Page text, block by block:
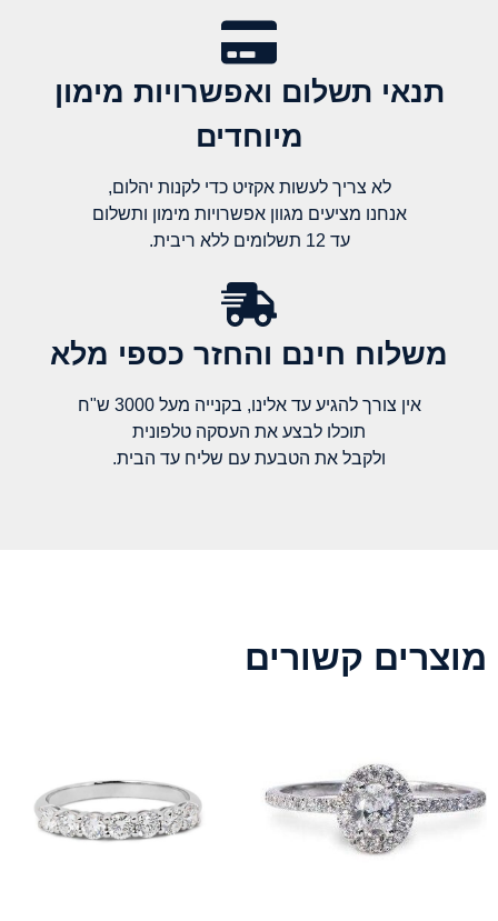
תנאי תשלום ואפשרויות מימון
מיוחדים
לא צריך לעשות אקזיט כדי לקנות יהלום,
אנחנו מציעים מגוון אפשרויות מימון ותשלום
עד 12 תשלומים ללא ריבית.
משלוח חינם והחזר כספי מלא​
אין צורך להגיע עד אלינו, בקנייה מעל 3000 ש"ח
תוכלו לבצע את העסקה טלפונית
ולקבל את הטבעת עם שליח עד הבית.
מוצרים קשורים